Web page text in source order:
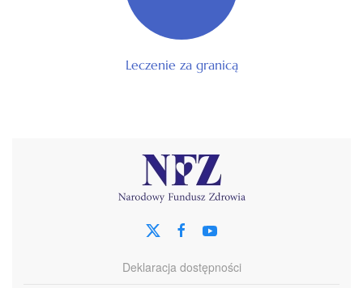
Leczenie za granicą
Deklaracja dostępności